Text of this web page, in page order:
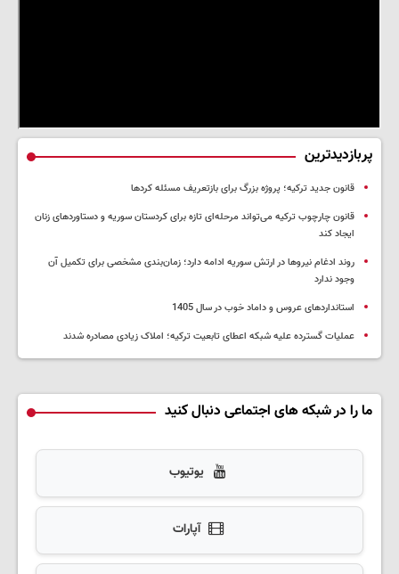
پربازدیدترین
قانون جدید ترکیه؛ پروژه بزرگ‌ برای بازتعریف مسئله کردها
قانون چارچوب ترکیه می‌تواند مرحله‌ای تازه برای کردستان سوریه و دستاوردهای زنان
ایجاد کند
روند ادغام نیروها در ارتش سوریه ادامه دارد؛ زمان‌بندی مشخصی برای تکمیل آن
وجود ندارد
استانداردهای عروس و داماد خوب در سال 1405
عملیات گسترده علیه شبکه اعطای تابعیت ترکیه؛ املاک زیادی مصادره شدند
ما را در شبکه های اجتماعی دنبال کنید
یوتیوب
آپارات